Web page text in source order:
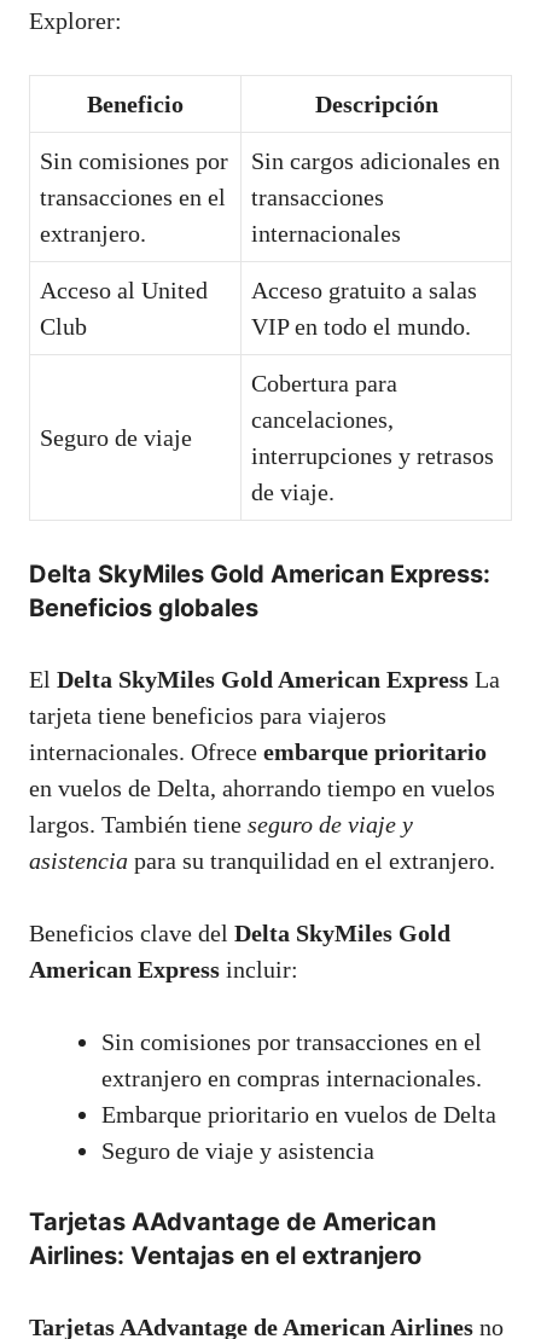
Explorer:
Beneficio Descripción
Sin comisiones por
transacciones en el
extranjero.
Sin cargos adicionales en
transacciones
internacionales
Acceso al United
Club
Acceso gratuito a salas
VIP en todo el mundo.
Seguro de viaje
Cobertura para
cancelaciones,
interrupciones y retrasos
de viaje.
Delta SkyMiles Gold American Express:
Beneficios globales
El Delta SkyMiles Gold American Express La
tarjeta tiene beneficios para viajeros
internacionales. Ofrece embarque prioritario
en vuelos de Delta, ahorrando tiempo en vuelos
largos. También tiene seguro de viaje y
asistencia para su tranquilidad en el extranjero.
Beneficios clave del Delta SkyMiles Gold
American Express incluir:
Sin comisiones por transacciones en el
extranjero en compras internacionales.
Embarque prioritario en vuelos de Delta
Seguro de viaje y asistencia
Tarjetas AAdvantage de American
Airlines: Ventajas en el extranjero
Tarjetas AAdvantage de American Airlines no